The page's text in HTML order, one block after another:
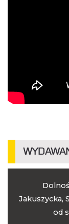
Jakuszycka,
od